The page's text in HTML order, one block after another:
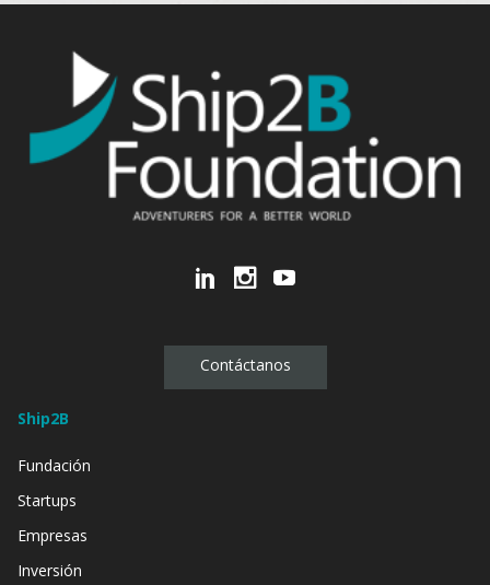
Contáctanos
Ship2B
Fundación
Startups
Empresas
Inversión